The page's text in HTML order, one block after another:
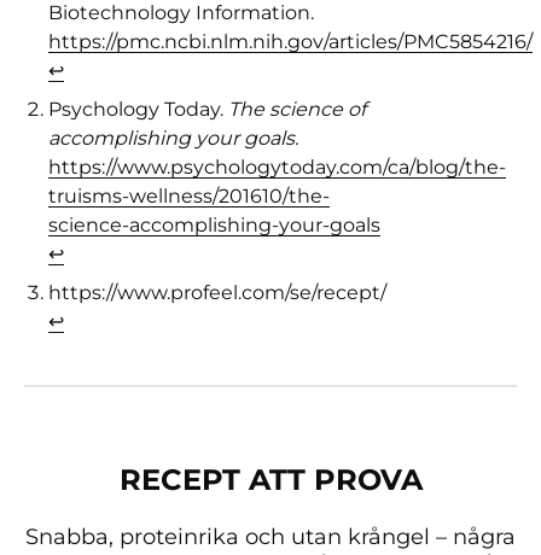
Biotechnology Information.
https://pmc.ncbi.nlm.nih.gov/articles/PMC5854216/
↩︎
Psychology Today. The science of
accomplishing your goals.
https://www.psychologytoday.com/ca/blog/the-
truisms-wellness/201610/the-
science-accomplishing-your-goals
↩︎
https://www.profeel.com/se/recept/
↩︎
RECEPT ATT PROVA
Snabba, proteinrika och utan krångel – några